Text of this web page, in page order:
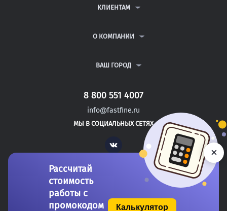
ДИПЛОМНЫЕ РАБОТЫ
РЕФЕРАТЫ
КЛИЕНТАМ
ВОПРОСЫ И ОТВЕТЫ
ПОЛИТИКА КОНФИДЕНЦИАЛЬНОСТИ
О КОМПАНИИ
КОНТАКТЫ
ВАШ ГОРОД
САНКТ-ПЕТЕРБУРГ
ДУШАНБЕ
ГОЛИЦЫНО
8 800 551 4007
info@fastfine.ru
МЫ В СОЦИАЛЬНЫХ СЕТЯХ
Vk
Рассчитай
стоимость
работы с
промокодом
Калькулятор
×